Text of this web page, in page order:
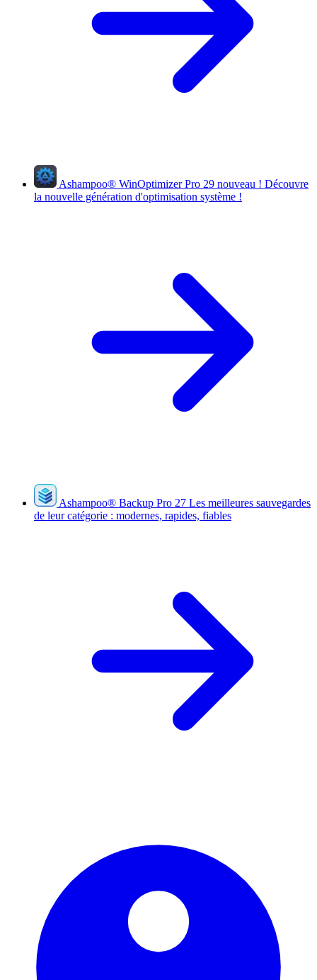
Ashampoo® WinOptimizer Pro 29 nouveau ! Découvre
la nouvelle génération d'optimisation système !
Ashampoo® Backup Pro 27 Les meilleures sauvegardes
de leur catégorie : modernes, rapides, fiables